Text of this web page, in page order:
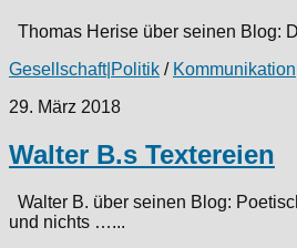
Thomas Herise über seinen Blog:
Gesellschaft|Politik /
29. März 2018
Walter B.s Textereien
Walter B. über seinen Blog:
und nichts …...